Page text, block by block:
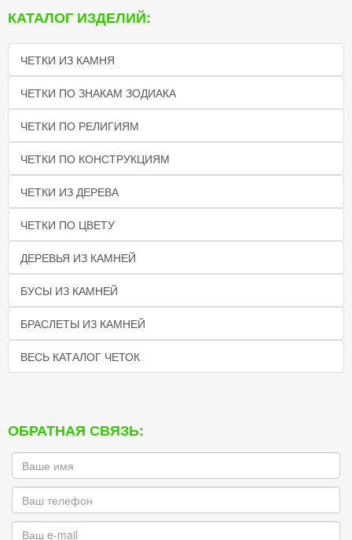
КАТАЛОГ ИЗДЕЛИЙ:
ЧЕТКИ ИЗ КАМНЯ
ЧЕТКИ ПО ЗНАКАМ ЗОДИАКА
ЧЕТКИ ПО РЕЛИГИЯМ
ЧЕТКИ ПО КОНСТРУКЦИЯМ
ЧЕТКИ ИЗ ДЕРЕВА
ЧЕТКИ ПО ЦВЕТУ
ДЕРЕВЬЯ ИЗ КАМНЕЙ
БУСЫ ИЗ КАМНЕЙ
БРАСЛЕТЫ ИЗ КАМНЕЙ
ВЕСЬ КАТАЛОГ ЧЕТОК
ОБРАТНАЯ СВЯЗЬ: